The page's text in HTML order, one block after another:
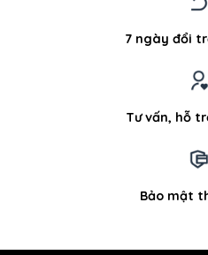
7 ngày đổi
Tư vấn, hỗ
Bảo mật